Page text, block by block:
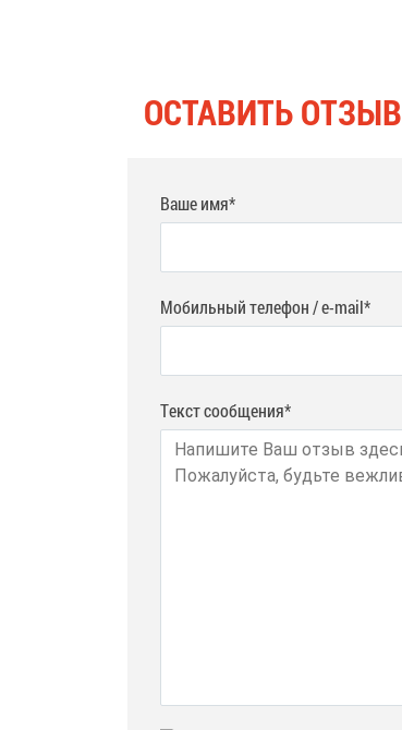
ОСТАВИТЬ ОТЗЫВ
Ваше имя*
Мобильный телефон / e-mail*
Текст сообщения*